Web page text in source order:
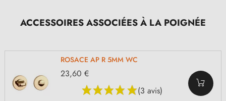
ACCESSOIRES ASSOCIÉES À LA POIGNÉE
ROSACE AP R 5MM WC
(3 avis)
23,60 €